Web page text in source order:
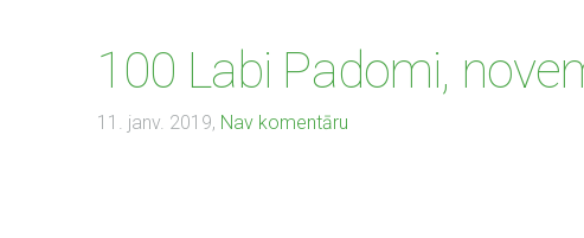
100 Labi Padomi,
11. janv. 2019, Nav komentāru